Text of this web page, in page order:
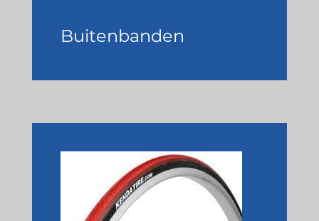
Buitenbanden